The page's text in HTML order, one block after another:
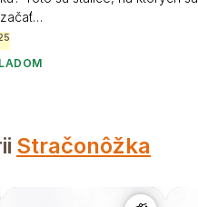
…
Stračonôžka